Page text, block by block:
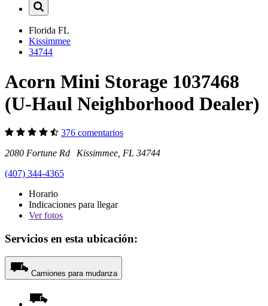
Florida FL
Kissimmee
34744
Acorn Mini Storage 1037468
(U-Haul Neighborhood Dealer)
376 comentarios
2080 Fortune Rd Kissimmee, FL 34744
(407) 344-4365
Horario
Indicaciones para llegar
Verfotos
Servicios en esta ubicación:
Camiones para mudanza